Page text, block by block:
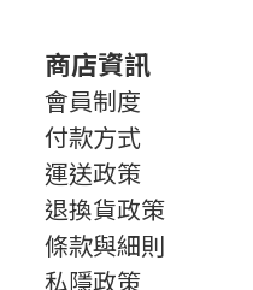
商店資訊
會員制度
付款方式
運送政策
退換貨政策
條款與細則
私隱政策